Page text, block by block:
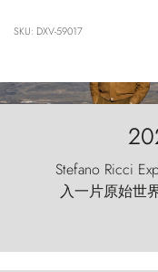
SKU: DXV-59017
Stefano Ricci
入一片原始世
以远古的怒号
del Paine）则